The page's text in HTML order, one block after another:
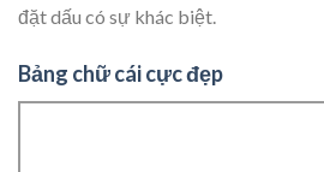
đặt dấu có sự khác biệt.
Bảng chữ cái cực đẹp